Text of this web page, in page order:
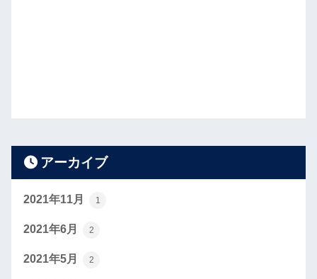
アーカイブ
2021年11月 1
2021年6月 2
2021年5月 2